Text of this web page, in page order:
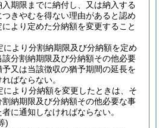
期限までに納付し、又は納入する
きやむを得ない理由があると認め
により定めた分納額を変更すること
により分割納期限及び分納額を定め
分割納期限及び分納額その他必要
又は当該徴収の猶予期間の延長を
ばならない。
により分納額を変更したときは、そ
納期限及び分納額その他必要な事
に通知しなければならない。
)